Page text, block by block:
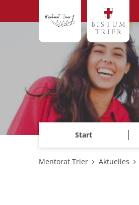
Start
Mentorat Trier Aktuelles